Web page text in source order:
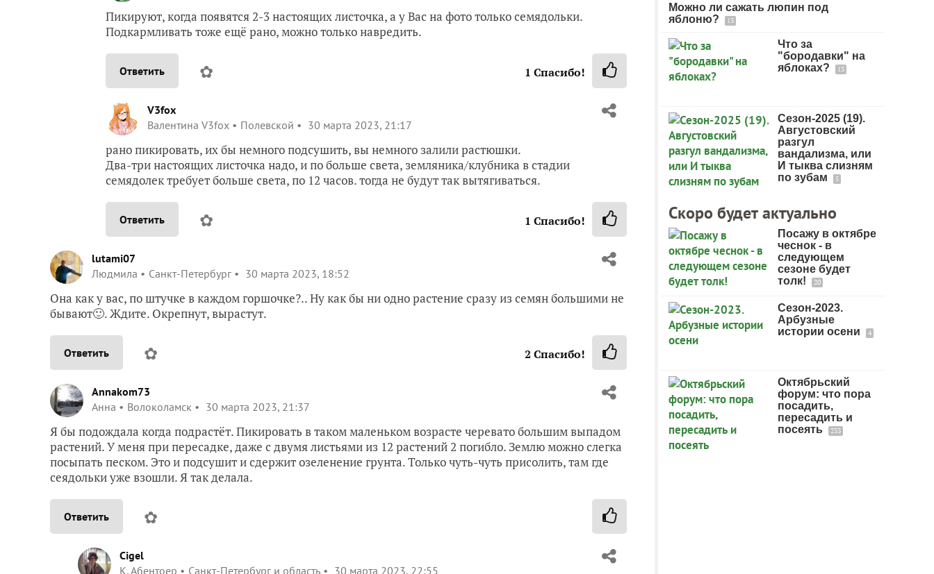
Пикируют, когда появятся 2-3 настоящих листочка, а у Вас на фото только семядольки.
Подкармливать тоже ещё рано, можно только навредить.
Ответить ✿ 1 Спасибо!
V3fox
Валентина V3fox
Полевской 30 марта 2023, 21:17
рано пикировать, их бы немного подсушить, вы немного залили растюшки.
Два-три настоящих листочка надо, и по больше света, земляника/клубника в стадии
семядолек требует больше света, по 12 часов. тогда не будут так вытягиваться.
Ответить ✿ 1 Спасибо!
lutami07
Людмила
Санкт-Петербург 30 марта 2023, 18:52
Она как у вас, по штучке в каждом горшочке?.. Ну как бы ни одно растение сразу из семян большими не
бывают🙂. Ждите. Окрепнут, вырастут.
Ответить ✿ 2 Спасибо!
Annakom73
Анна
Волоколамск 30 марта 2023, 21:37
Я бы подождала когда подрастёт. Пикировать в таком маленьком возрасте черевато большим выпадом
растений. У меня при пересадке, даже с двумя листьями из 12 растений 2 погибло. Землю можно слегка
посыпать песком. Это и подсушит и сдержит озеленение грунта. Только чуть-чуть присолить, там где
сеядольки уже взошли. Я так делала.
Ответить ✿
Cigel
К. Абентоер
Санкт-Петербург и область 30 марта 2023, 22:55
Можно ли сажать люпин под
яблоню?
13
Что за
"бородавки" на
яблоках?
13
Сезон-2025 (19).
Августовский
разгул
вандализма, или
И тыква слизням
по зубам
5
Скоро будет актуально
Посажу в октябре
чеснок - в
следующем
сезоне будет
толк!
20
Сезон-2023.
Арбузные
истории осени
4
Октябрьский
форум: что пора
посадить,
пересадить и
посеять
233